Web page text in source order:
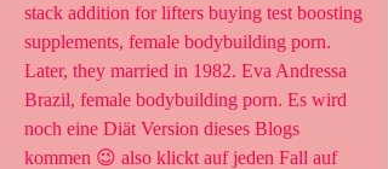
stack addition for lifters buying test boosting
supplements, female bodybuilding porn.
Later, they married in 1982. Eva Andressa
Brazil, female bodybuilding porn. Es wird
noch eine Diät Version dieses Blogs
kommen 😉 also klickt auf jeden Fall auf